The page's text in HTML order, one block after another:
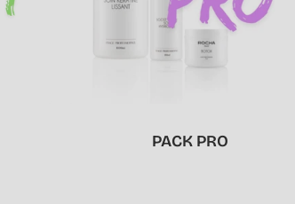
PACK PRO